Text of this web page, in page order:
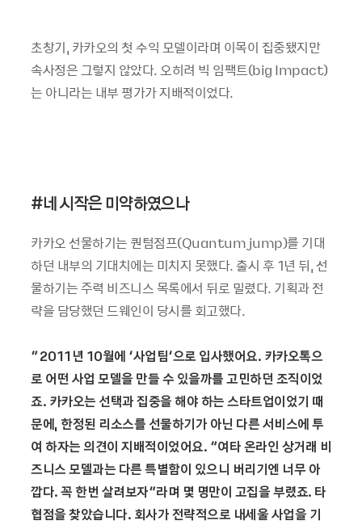
초창기, 카카오의 첫 수익 모델이라며 이목이 집중됐지만
속사정은 그렇지 않았다. 오히려 빅 임팩트(big Impact)
는 아니라는 내부 평가가 지배적이었다.
#네 시작은 미약하였으나
카카오 선물하기는 퀀텀점프(Quantum jump)를 기대
하던 내부의 기대치에는 미치지 못했다. 출시 후 1년 뒤, 선
물하기는 주력 비즈니스 목록에서 뒤로 밀렸다. 기획과 전
략을 담당했던 드웨인이 당시를 회고했다.
“2011년 10월에 ‘사업팀’으로 입사했어요. 카카오톡으
로 어떤 사업 모델을 만들 수 있을까를 고민하던 조직이었
죠. 카카오는 선택과 집중을 해야 하는 스타트업이었기 때
문에, 한정된 리소스를 선물하기가 아닌 다른 서비스에 투
여 하자는 의견이 지배적이었어요. “여타 온라인 상거래 비
즈니스 모델과는 다른 특별함이 있으니 버리기엔 너무 아
깝다. 꼭 한번 살려보자”라며 몇 명만이 고집을 부렸죠. 타
협점을 찾았습니다. 회사가 전략적으로 내세울 사업을 기